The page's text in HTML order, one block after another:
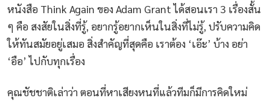
หนังสือ Think Again ของ Adam Grant ได้สอนเรา 3 เรื่องสั้น
ๆ คือ สงสัยในสิ่งที่รู้, อยากรู้อยากเห็นในสิ่งที่ไม่รู้, ปรับความคิด
ให้ทันสมัยอยู่เสมอ สิ่งสำคัญที่สุดคือ เราต้อง ‘เอ๊ะ’ บ้าง อย่า
‘อือ’ ไปกับทุกเรื่อง
คุณชัชชาติเล่าว่า ตอนที่หาเสียงหนที่แล้วทีมก็มีการคิดใหม่